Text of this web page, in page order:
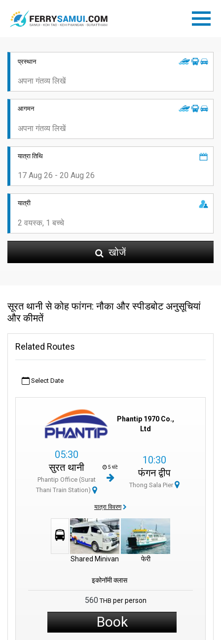
प्रस्थान
आगमन
यात्रा तिथि
यात्री
खोजें
सूरत थानी से कोह फांगन: नौका और स्पीडबोट अनुसूचियां
और कीमतें
Related Routes
Select Date
Phantip 1970 Co.,
Ltd
05:30
सुरत थानी
Phantip Office (Surat
Thani Train Station)
5 घंटे
10:30
फंगन द्वीप
Thong Sala Pier
यात्रा विवरण
Shared Minivan फेरी
इकोनॉमी क्लास
560 THB per person
Book